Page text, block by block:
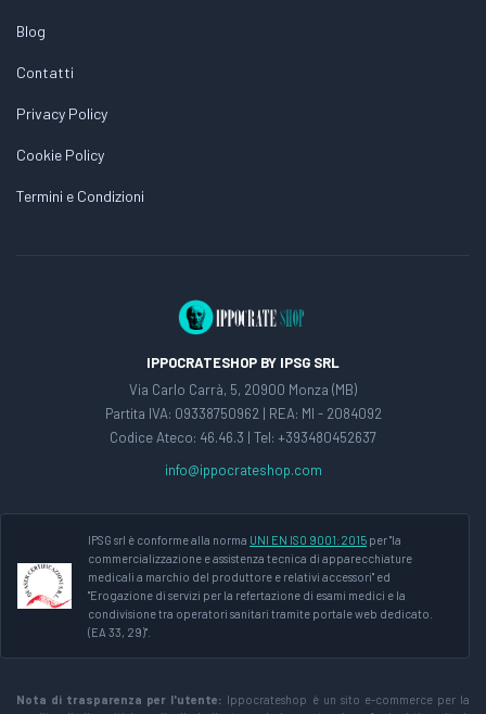
Blog
Contatti
Privacy Policy
Cookie Policy
Termini e Condizioni
IPPOCRATESHOP BY IPSG SRL
Via Carlo Carrà, 5, 20900 Monza (MB)
Partita IVA: 09338750962 | REA: MI - 2084092
Codice Ateco: 46.46.3 | Tel: +393480452637
info@ippocrateshop.com
IPSG srl è conforme alla norma UNI EN ISO 9001:2015 per "la
commercializzazione e assistenza tecnica di apparecchiature
medicali a marchio del produttore e relativi accessori" ed
"Erogazione di servizi per la refertazione di esami medici e la
condivisione tra operatori sanitari tramite portale web dedicato.
(EA 33, 29)".
Nota di trasparenza per l'utente: Ippocrateshop è un sito e-commerce per la